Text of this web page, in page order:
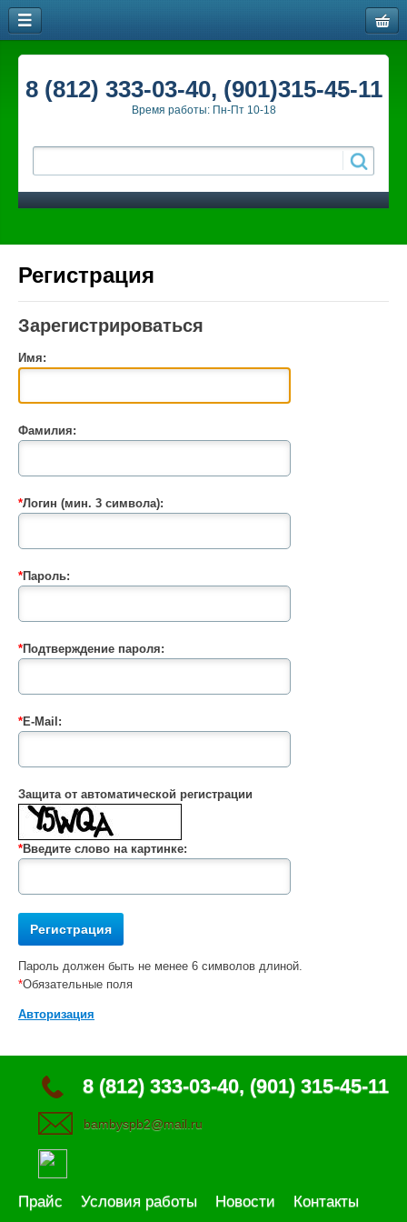
8 (812) 333-03-40, (901)315-45-11
Время работы: Пн-Пт 10-18
Регистрация
Зарегистрироваться
Имя:
Фамилия:
*Логин (мин. 3 символа):
*Пароль:
*Подтверждение пароля:
*E-Mail:
Защита от автоматической регистрации
*Введите слово на картинке:
Пароль должен быть не менее 6 символов длиной.
*Обязательные поля
Авторизация
8 (812) 333-03-40, (901) 315-45-11
bambyspb2@mail.ru
Прайс Условия работы Новости Контакты